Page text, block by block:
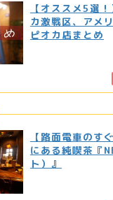
【オススメ5選
カ激戦区、アメ
ピオカ店まとめ
【路面電車のす
にある純喫茶『
ト）』